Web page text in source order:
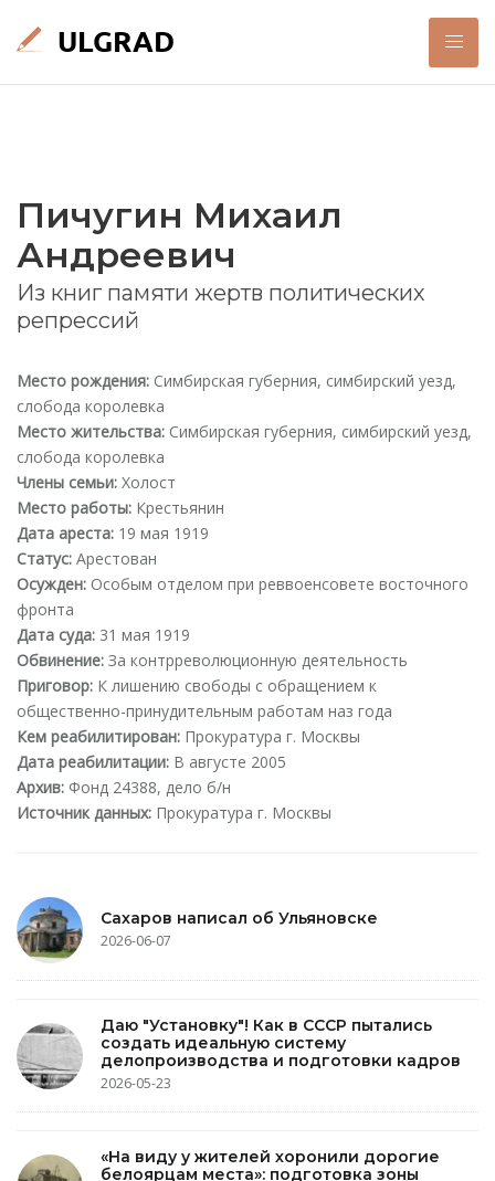
Пичугин Михаил
Андреевич
Из книг памяти жертв политических
репрессий
Место рождения: Симбирская губерния, симбирский уезд,
слобода королевка
Место жительства: Симбирская губерния, симбирский уезд,
слобода королевка
Члены семьи: Холост
Место работы: Крестьянин
Дата ареста: 19 мая 1919
Статус: Арестован
Осужден: Особым отделом при реввоенсовете восточного
фронта
Дата суда: 31 мая 1919
Обвинение: За контрреволюционную деятельность
Приговор: К лишению свободы с обращением к
общественно-принудительным работам наз года
Кем реабилитирован: Прокуратура г. Москвы
Дата реабилитации: В августе 2005
Архив: Фонд 24388, дело б/н
Источник данных: Прокуратура г. Москвы
Сахаров написал об Ульяновске
2026-06-07
Даю "Установку"! Как в СССР пытались
создать идеальную систему
делопроизводства и подготовки кадров
2026-05-23
«На виду у жителей хоронили дорогие
белоярцам места»: подготовка зоны